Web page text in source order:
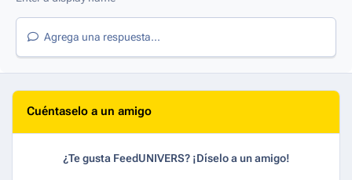
Agrega una respuesta...
Cuéntaselo a un amigo
¿Te gusta FeedUNIVERS? ¡Díselo a un amigo!